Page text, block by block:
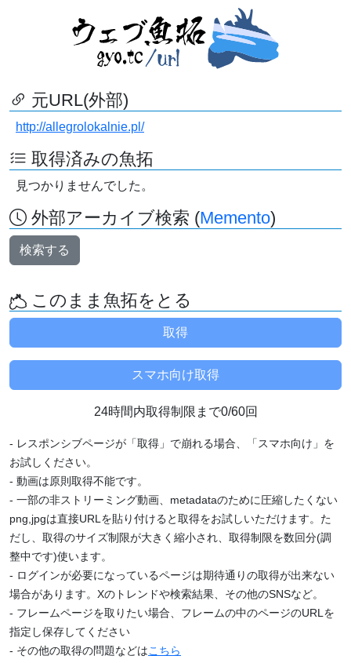
元URL(外部)
http://allegrolokalnie.pl/
取得済みの魚拓
見つかりませんでした。
外部アーカイブ検索 (Memento)
検索する
このまま魚拓をとる
24時間内取得制限まで0/60回
- レスポンシブページが「取得」で崩れる場合、「スマホ向け」を
お試しください。
- 動画は原則取得不能です。
- 一部の非ストリーミング動画、metadataのために圧縮したくない
png,jpgは直接URLを貼り付けると取得をお試しいただけます。た
だし、取得のサイズ制限が大きく縮小され、取得制限を数回分(調
整中です)使います。
- ログインが必要になっているページは期待通りの取得が出来ない
場合があります。Xのトレンドや検索結果、その他のSNSなど。
- フレームページを取りたい場合、フレームの中のページのURLを
指定し保存してください
- その他の取得の問題などはこちら